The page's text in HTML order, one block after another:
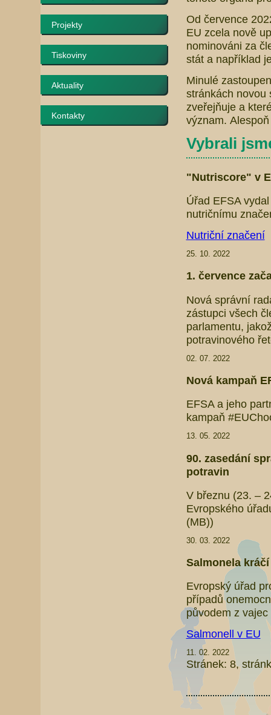
Projekty
Tiskoviny
Aktuality
Kontakty
Od července
EU zcela nově
nominováni za
stát a například
Minulé
stránkách novou
zveřejňuje a
význam.
Vybrali
"Nutriscore" v
Úřad EFSA
nutričnímu
Nutriční značení
25. 10. 2022
1. července
Nová správní
zástupci všech
parlamentu,
potravinového
02. 07. 2022
Nová kampaň
EFSA a jeho
kampaň
13. 05. 2022
90. zasedání
potravin
V březnu (23. –
Evropského
(MB))
30. 03. 2022
Salmonela
Evropský úřad
případů
původem z
Salmonell v EU
11. 02. 2022
Stránek: 8,